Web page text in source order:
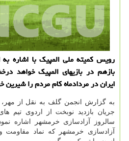
رویس کمیته ملی المپیک با اشاره به
بازهم در بازیهای المپیک خواهد
ایران در مردادماه کام مردم را شیرین
به گزارش انجمن گلف به نقل از
جریان بازدید نوبخت از اردوی تیم
سالروز آزادسازی خرمشهر اشاره
آزادسازی خرمشهر که نماد مقاومت